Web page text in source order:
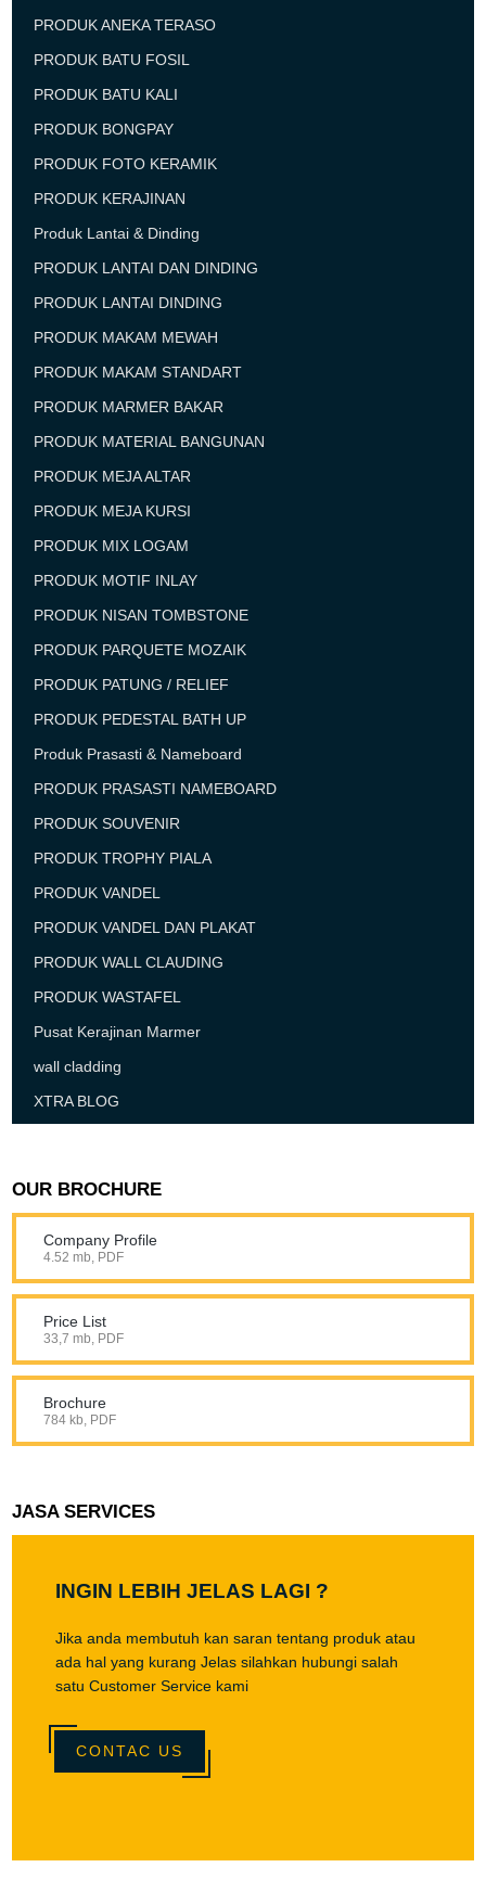
PRODUK ANEKA TERASO
PRODUK BATU FOSIL
PRODUK BATU KALI
PRODUK BONGPAY
PRODUK FOTO KERAMIK
PRODUK KERAJINAN
Produk Lantai & Dinding
PRODUK LANTAI DAN DINDING
PRODUK LANTAI DINDING
PRODUK MAKAM MEWAH
PRODUK MAKAM STANDART
PRODUK MARMER BAKAR
PRODUK MATERIAL BANGUNAN
PRODUK MEJA ALTAR
PRODUK MEJA KURSI
PRODUK MIX LOGAM
PRODUK MOTIF INLAY
PRODUK NISAN TOMBSTONE
PRODUK PARQUETE MOZAIK
PRODUK PATUNG / RELIEF
PRODUK PEDESTAL BATH UP
Produk Prasasti & Nameboard
PRODUK PRASASTI NAMEBOARD
PRODUK SOUVENIR
PRODUK TROPHY PIALA
PRODUK VANDEL
PRODUK VANDEL DAN PLAKAT
PRODUK WALL CLAUDING
PRODUK WASTAFEL
Pusat Kerajinan Marmer
wall cladding
XTRA BLOG
OUR BROCHURE
Company Profile
4.52 mb, PDF
Price List
33,7 mb, PDF
Brochure
784 kb, PDF
JASA SERVICES
INGIN LEBIH JELAS LAGI ?
Jika anda membutuh kan saran tentang produk atau
ada hal yang kurang Jelas silahkan hubungi salah
satu Customer Service kami
CONTAC US